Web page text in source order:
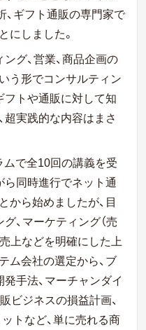
、ギフト通販の専門家で
にしました。
グ、営業、商品企画の
う形でコンサルティン
フトや通販に対して知
超実践的な内容はまさ
ムで全10回の講義を受
ら同時進行でネット通
から始めましたが、目
、マーケティング（売
上などを明確にした上
ム会社の選定から、ブ
手法、マーチャンダイ
ビジネスの損益計画、
トなど、単に売れる商